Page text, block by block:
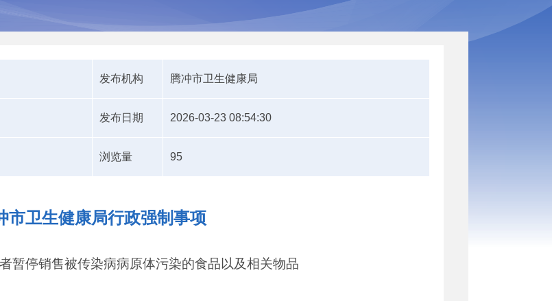
发布机构 腾冲市卫生健康局
发布日期 2026-03-23 08:54:30
浏览量 95
市卫生健康局行政强制事项
暂停销售被传染病病原体污染的食品以及相关物品